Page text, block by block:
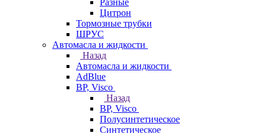
Разные
Цитрон
Тормозные трубки
ШРУС
Автомасла и жидкости
Назад
Автомасла и жидкости
AdBlue
BP, Visco
Назад
BP, Visco
Полусинтетическое
Синтетическое